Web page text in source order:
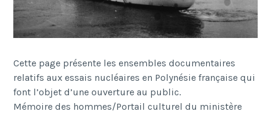
Cette page présente les ensembles documentaires
relatifs aux essais nucléaires en Polynésie française qui
font l’objet d’une ouverture au public.
Mémoire des hommes/Portail culturel du ministère